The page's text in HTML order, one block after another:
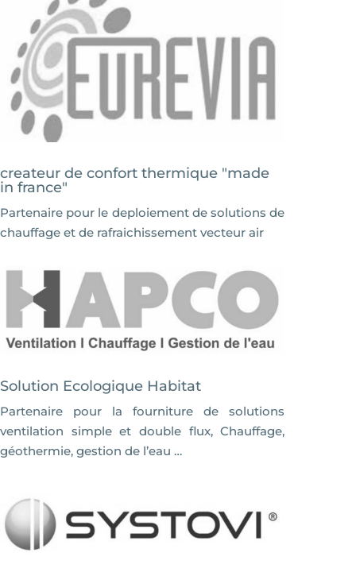
createur de confort thermique "made
in france"
Partenaire pour le deploiement de solutions de
chauffage et de rafraichissement vecteur air
Solution Ecologique Habitat
Partenaire pour la fourniture de solutions
ventilation simple et double flux, Chauffage,
géothermie, gestion de l’eau …